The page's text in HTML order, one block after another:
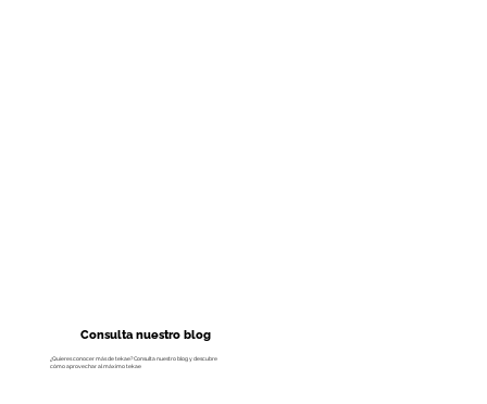
Consulta nuestro blog
¿Quieres conocer más de tekae? Consulta nuestro blog y descubre
cómo aprovechar al máximo tekae